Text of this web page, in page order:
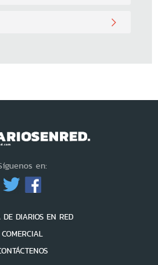
en:
DE DIARIOS EN RED
COMERCIAL